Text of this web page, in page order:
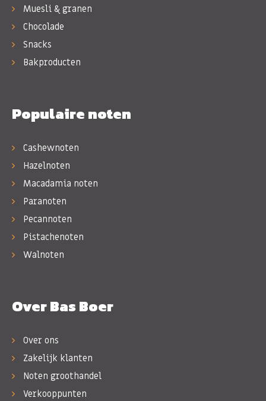
Muesli & granen
Chocolade
Snacks
Bakproducten
Populaire noten
Cashewnoten
Hazelnoten
Macadamia noten
Paranoten
Pecannoten
Pistachenoten
Walnoten
Over Bas Boer
Over ons
Zakelijk klanten
Noten groothandel
Verkooppunten